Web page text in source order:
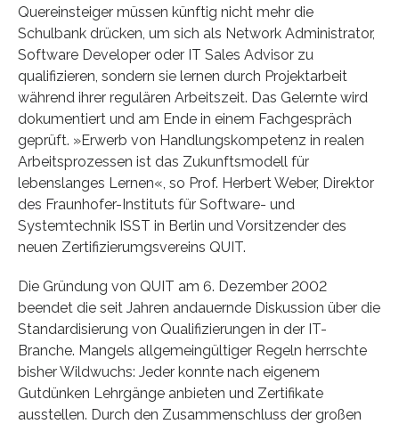
Quereinsteiger müssen künftig nicht mehr die
Schulbank drücken, um sich als Network Administrator,
Software Developer oder IT Sales Advisor zu
qualifizieren, sondern sie lernen durch Projektarbeit
während ihrer regulären Arbeitszeit. Das Gelernte wird
dokumentiert und am Ende in einem Fachgespräch
geprüft. »Erwerb von Handlungskompetenz in realen
Arbeitsprozessen ist das Zukunftsmodell für
lebenslanges Lernen«, so Prof. Herbert Weber, Direktor
des Fraunhofer-Instituts für Software- und
Systemtechnik ISST in Berlin und Vorsitzender des
neuen Zertifizierumgsvereins QUIT.
Die Gründung von QUIT am 6. Dezember 2002
beendet die seit Jahren andauernde Diskussion über die
Standardisierung von Qualifizierungen in der IT-
Branche. Mangels allgemeingültiger Regeln herrschte
bisher Wildwuchs: Jeder konnte nach eigenem
Gutdünken Lehrgänge anbieten und Zertifikate
ausstellen. Durch den Zusammenschluss der großen